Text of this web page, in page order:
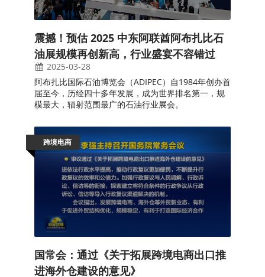
震撼！预估 2025 中东阿联酋阿布扎比石
油展规模再创新高，行业盛宴不容错过
2025-03-28
阿布扎比国际石油博览会（ADIPEC）自1984年创办首
届至今，历经四十多年发展，成为世界排名第一，规
模最大，辐射范围最广的石油行业展会。
跨境电商
国常会：通过《关于拓展跨境电商出口推
进海外仓建设的意见》